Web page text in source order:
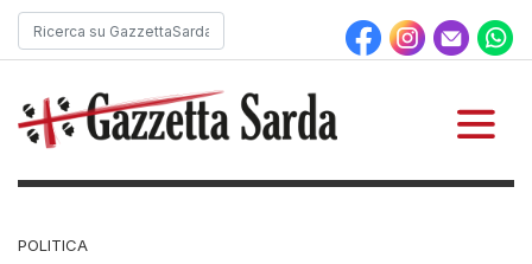
POLITICA